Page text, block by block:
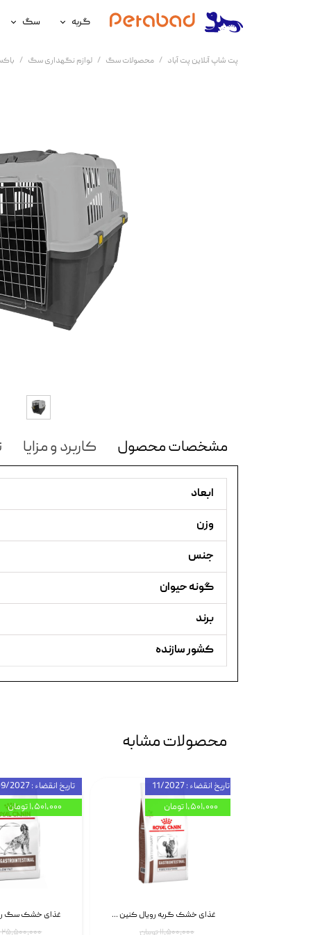
گربه
غذای گربه
سگ
غذای سگ
پت شاپ آنلاین پت آباد محصولات سگ لوازم نگهداری سگ
مشخصات محصول کاربرد و مزایا
ابعاد
وزن
جنس
گونه حیوان
برند
کشور سازنده
محصولات مشابه
۲۵,۵۰۰,۰۰۰ تومان
تاریخ انقضاء : 09/2027
۱,۵۰۱,۰۰۰ تومان
غذای خشک گربه رویال کنین Gastrointestinal Fibre Response وزن 2 کیلوگرم | پت استوک
۱۱,۵۰۰,۰۰۰ تومان
تاریخ انقضاء : 11/2027
۱,۵۰۱,۰۰۰ تومان